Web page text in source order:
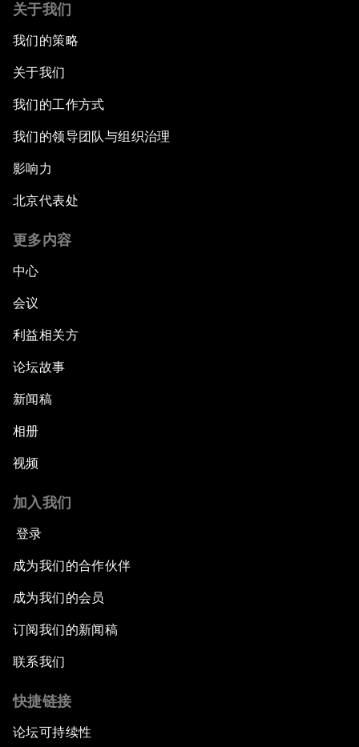
关于我们
我们的策略
关于我们
我们的工作方式
我们的领导团队与组织治理
影响力
北京代表处
更多内容
中心
会议
利益相关方
论坛故事
新闻稿
相册
视频
加入我们
登录
成为我们的合作伙伴
成为我们的会员
订阅我们的新闻稿
联系我们
快捷链接
论坛可持续性